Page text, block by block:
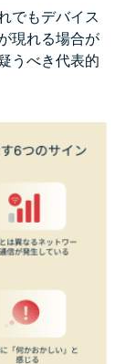
でもデバイス
現れる場合が
うべき代表的